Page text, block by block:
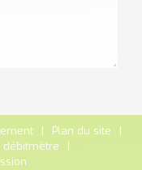
Plan du site
débitmètre